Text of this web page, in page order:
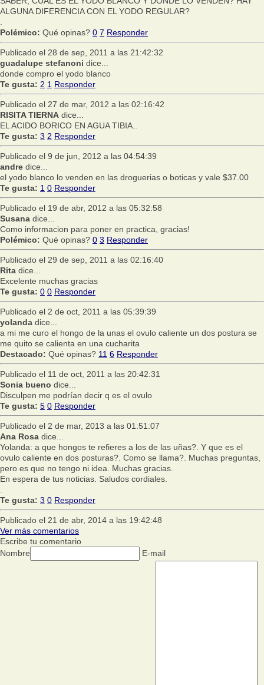
ALGUNA DIFERENCIA CON EL YODO REGULAR?
Polémico: Qué opinas? 0 7 Responder
Publicado el 28 de sep, 2011 a las 21:42:32
guadalupe stefanoni dice...
donde compro el yodo blanco
Te gusta: 2 1 Responder
Publicado el 27 de mar, 2012 a las 02:16:42
RISITA TIERNA dice...
EL ACIDO BORICO EN AGUA TIBIA..
Te gusta: 3 2 Responder
Publicado el 9 de jun, 2012 a las 04:54:39
andre dice...
el yodo blanco lo venden en las droguerias o boticas y vale $37.00
Te gusta: 1 0 Responder
Publicado el 19 de abr, 2012 a las 05:32:58
Susana dice...
Como informacion para poner en practica, gracias!
Polémico: Qué opinas? 0 3 Responder
Publicado el 29 de sep, 2011 a las 02:16:40
Rita dice...
Excelente muchas gracias
Te gusta: 0 0 Responder
Publicado el 2 de oct, 2011 a las 05:39:39
yolanda dice...
a mi me curo el hongo de la unas el ovulo caliente un dos postura se
me quito se calienta en una cucharita
Destacado: Qué opinas? 11 6 Responder
Publicado el 11 de oct, 2011 a las 20:42:31
Sonia bueno dice...
Disculpen me podrían decir q es el ovulo
Te gusta: 5 0 Responder
Publicado el 2 de mar, 2013 a las 01:51:07
Ana Rosa dice...
Yolanda: a que hongos te refieres a los de las uñas?. Y que es el
ovulo caliente en dos posturas?. Como se llama?. Muchas preguntas,
pero es que no tengo ni idea. Muchas gracias.
En espera de tus noticias. Saludos cordiales.
Te gusta: 3 0 Responder
Publicado el 21 de abr, 2014 a las 19:42:48
Ver más comentarios
Escribe tu comentario
Nombre
E-mail